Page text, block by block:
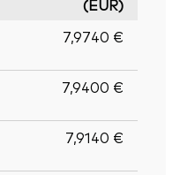
(EUR)
7,9740 €
7,9400 €
7,9140 €